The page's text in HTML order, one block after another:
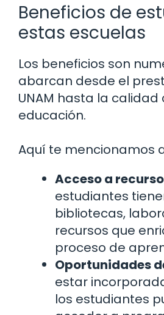
Beneficios de
estas escuelas
Los beneficios son
abarcan desde el
UNAM hasta la calidad
educación.
Aquí te mencionamos
Acceso a
estudiantes
bibliotecas,
recursos que
proceso de
Oportunidades
estar
los estudiantes